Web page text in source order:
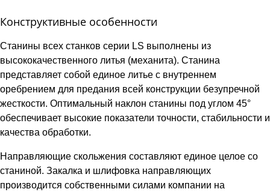
Конструктивные особенности
Станины всех станков серии LS выполнены из
высококачественного литья (механита). Станина
представляет собой единое литье с внутреннем
оребрением для предания всей конструкции безупречной
жесткости. Оптимальный наклон станины под углом 45°
обеспечивает высокие показатели точности, стабильности и
качества обработки.
Направляющие скольжения составляют единое целое со
станиной. Закалка и шлифовка направляющих
производится собственными силами компании на